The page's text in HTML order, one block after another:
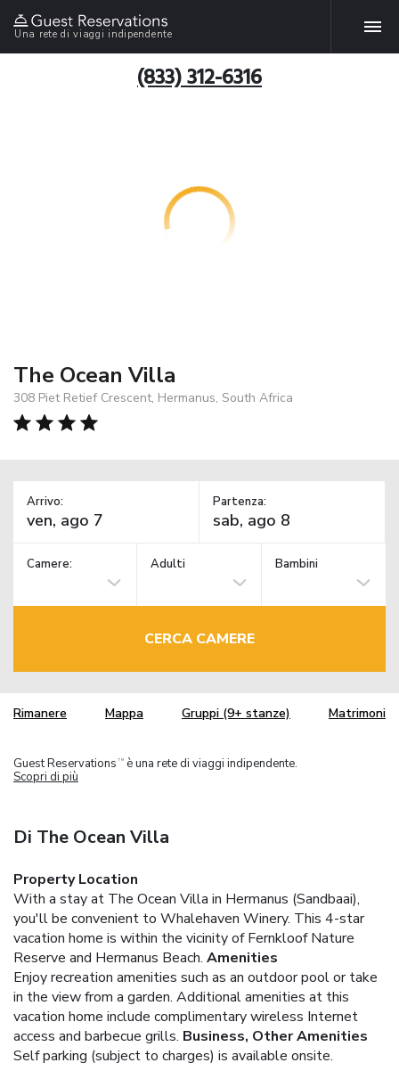
Una rete di viaggi indipendente
(833) 312-6316
The Ocean Villa
308 Piet Retief Crescent, Hermanus, South Africa
Arrivo: Partenza:
Camere: Adulti Bambini
CERCA CAMERE
Rimanere Mappa Gruppi (9+ stanze) Matrimoni
Guest Reservations TM
è una rete di viaggi indipendente.
Scopri di più
Di The Ocean Villa
Property Location
With a stay at The Ocean Villa in Hermanus (Sandbaai),
you'll be convenient to Whalehaven Winery. This 4-star
vacation home is within the vicinity of Fernkloof Nature
Reserve and Hermanus Beach. Amenities
Enjoy recreation amenities such as an outdoor pool or take
in the view from a garden. Additional amenities at this
vacation home include complimentary wireless Internet
access and barbecue grills. Business, Other Amenities
Self parking (subject to charges) is available onsite.